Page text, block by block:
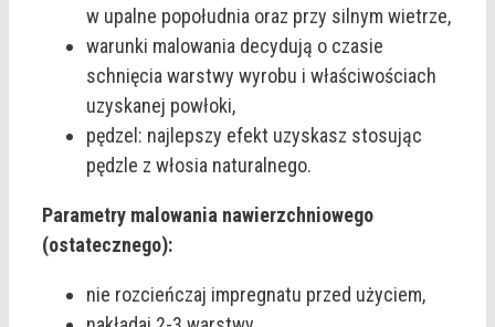
w upalne popołudnia oraz przy silnym wietrze,
warunki malowania decydują o czasie
schnięcia warstwy wyrobu i właściwościach
uzyskanej powłoki,
pędzel: najlepszy efekt uzyskasz stosując
pędzle z włosia naturalnego.
Parametry malowania nawierzchniowego
(ostatecznego):
nie rozcieńczaj impregnatu przed użyciem,